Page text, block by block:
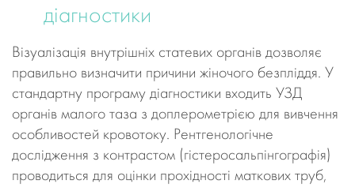
діагностики
Візуалізація внутрішніх статевих органів дозволяє
правильно визначити причини жіночого безпліддя. У
стандартну програму діагностики входить УЗД
органів малого таза з доплерометрією для вивчення
особливостей кровотоку. Рентгенологічне
дослідження з контрастом (гістеросальпінгографія)
проводиться для оцінки прохідності маткових труб,